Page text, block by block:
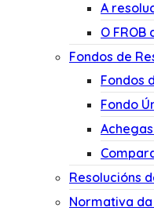
A
O FROB
Fondos de
Fondos
Fondo
Resolucións
Normativa da